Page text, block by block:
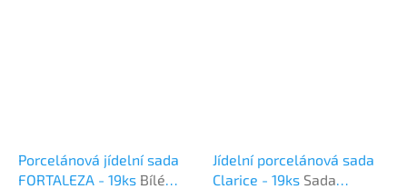
Porcelánová jídelní sada
FORTALEZA - 19ks Bílé
Jídelní porcelánová sada
Clarice - 19ks Sada